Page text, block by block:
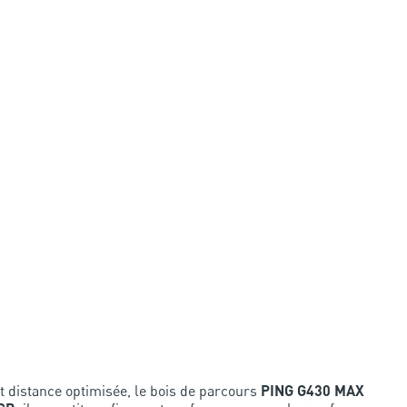
optimisée, le bois de parcours PING G430 MAX